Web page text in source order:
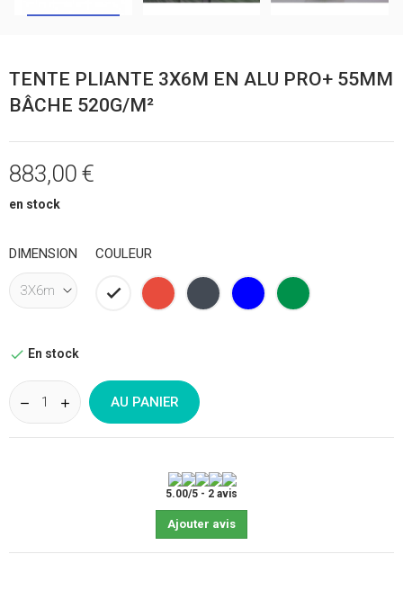
TENTE PLIANTE 3X6M EN ALU PRO+ 55MM
BÂCHE 520G/M²
883,00 €
en stock
DIMENSION COULEUR
Blanc RougeNoir Bleu Vert
 En stock
AU PANIER
5.00/5 - 2 avis
Ajouter avis